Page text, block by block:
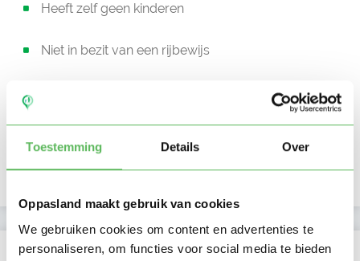
Toestemming Details Over
Oppasland maakt gebruik van cookies
We gebruiken cookies om content en advertenties te
personaliseren, om functies voor social media te bieden
Heeft zelf geen kinderen
Niet in bezit van een rijbewijs
Uurtarief:
Kan oppassen op